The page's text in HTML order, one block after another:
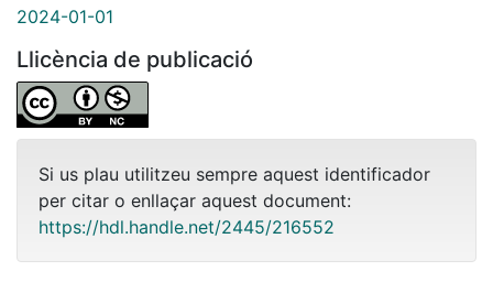
2024-01-01
Llicència de publicació
Si us plau utilitzeu sempre aquest identificador
per citar o enllaçar aquest document:
https://hdl.handle.net/2445/216552